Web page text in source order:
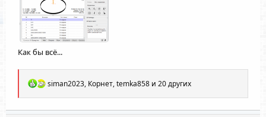
Как бы всё...
Р
а
к
siman2023, Корнет,temka858 и 20 других